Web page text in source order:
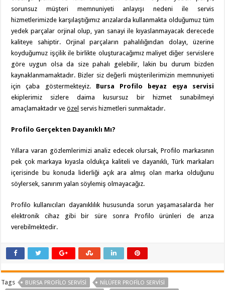
sorunsuz müşteri memnuniyeti anlayışı nedeni ile servis
hizmetlerimizde karşılaştığımız arızalarda kullanmakta olduğumuz tüm
yedek parçalar orjinal olup, yan sanayi ile kıyaslanmayacak derecede
kaliteye sahiptir. Orjinal parçaların pahalılığından dolayı, üzerine
koyduğumuz işçilik ile birlikte oluşturacağımız maliyet diğer servislere
göre uygun olsa da size pahalı gelebilir, lakin bu durum bizden
kaynaklanmamaktadır. Bizler siz değerli müşterilerimizin memnuniyeti
için çaba göstermekteyiz. Bursa Profilo beyaz eşya servisi
ekiplerimiz sizlere daima kusursuz bir hizmet sunabilmeyi
amaçlamaktadır veözel servis hizmetleri sunmaktadır.
Profilo Gerçekten Dayanıklı Mı?
Yıllara varan gözlemlerimizi analiz edecek olursak, Profilo markasının
pek çok markaya kıyasla oldukça kaliteli ve dayanıklı, Türk markaları
içerisinde bu konuda liderliği açık ara almış olan marka olduğunu
söylersek, sanırım yalan söylemiş olmayacağız.
Profilo kullanıcıları dayanıklılık hususunda sorun yaşamasalarda her
elektronik cihaz gibi bir süre sonra Profilo ürünleri de arıza
verebilmektedir.
Tags BURSA PROFILO SERVISI
NILÜFER PROFILO SERVISI